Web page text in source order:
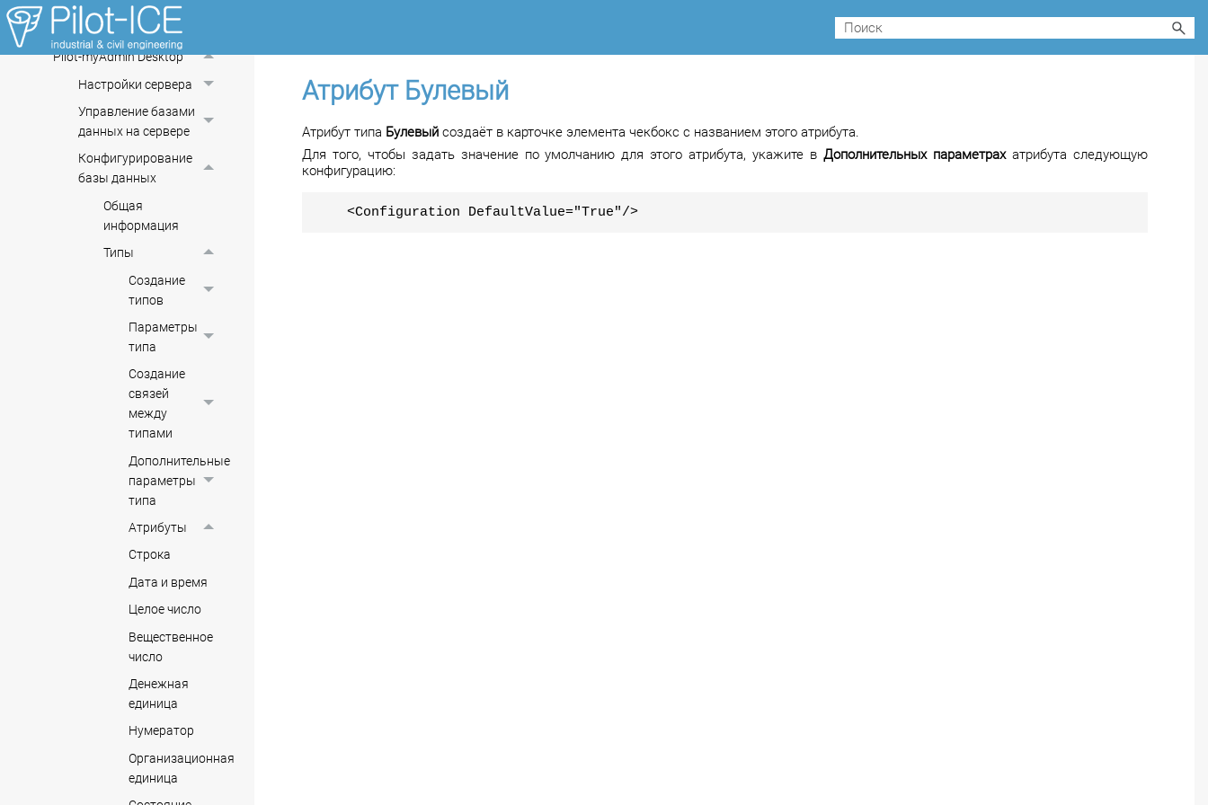
Администрирование
Pilot-myAdmin Desktop
Настройки сервера
Управление базами
данных на сервере
Конфигурирование
базы данных
Общая
информация
Типы
Создание
типов
Параметры
типа
Создание
связей
между
типами
Дополнительные
параметры
типа
Атрибуты
Строка
Дата и время
Целое число
Вещественное
число
Денежная
единица
Нумератор
Организационная
единица
Атрибут Булевый
Атрибут типа Булевыйсоздаёт в карточке элемента чекбокс с названием этого атрибута.
Для того, чтобы задать значение по умолчанию для этого атрибута, укажите вДополнительных параметрахатрибута следующую
конфигурацию:
<Configuration DefaultValue="True"/>